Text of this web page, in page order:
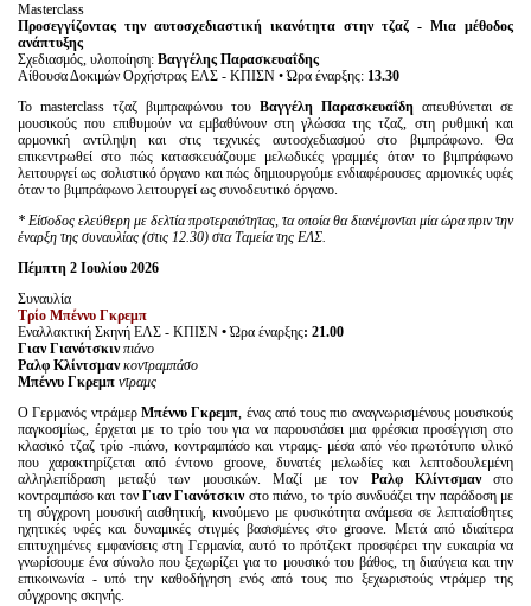
Masterclass
Προσεγγίζοντας την αυτοσχεδιαστική ικανότητα στην τζαζ - Μια μέθοδος
ανάπτυξης
Σχεδιασμός, υλοποίηση: Βαγγέλης Παρασκευαΐδης
Αίθουσα Δοκιμών Ορχήστρας ΕΛΣ - ΚΠΙΣΝ • Ώρα έναρξης: 13.30
Το masterclass τζαζ βιμπραφώνου του Βαγγέλη Παρασκευαΐδη απευθύνεται σε
μουσικούς που επιθυμούν να εμβαθύνουν στη γλώσσα της τζαζ, στη ρυθμική και
αρμονική αντίληψη και στις τεχνικές αυτοσχεδιασμού στο βιμπράφωνο. Θα
επικεντρωθεί στο πώς κατασκευάζουμε μελωδικές γραμμές όταν το βιμπράφωνο
λειτουργεί ως σολιστικό όργανο και πώς δημιουργούμε ενδιαφέρουσες αρμονικές υφές
όταν το βιμπράφωνο λειτουργεί ως συνοδευτικό όργανο.
* Είσοδος ελεύθερη με δελτία προτεραιότητας, τα οποία θα διανέμονται μία ώρα πριν την
έναρξη της συναυλίας (στις 12.30) στα Ταμεία της ΕΛΣ.
Πέμπτη 2 Ιουλίου 2026
Συναυλία
Τρίο Μπέννυ Γκρεμπ
Εναλλακτική Σκηνή ΕΛΣ - ΚΠΙΣΝ •Ώρα έναρξης: 21.00
Γιαν Γιανότσκιν πιάνο
Ραλφ Κλίντσμαν κοντραμπάσο
Μπέννυ Γκρεμπ ντραμς
Ο Γερμανός ντράμερ Μπέννυ Γκρεμπ, ένας από τους πιο αναγνωρισμένους μουσικούς
παγκοσμίως, έρχεται με το τρίο του για να παρουσιάσει μια φρέσκια προσέγγιση στο
κλασικό τζαζ τρίο -πιάνο, κοντραμπάσο και ντραμς- μέσα από νέο πρωτότυπο υλικό
που χαρακτηρίζεται από έντονο groove, δυνατές μελωδίες και λεπτοδουλεμένη
αλληλεπίδραση μεταξύ των μουσικών. Μαζί με τον Ραλφ Κλίντσμανστο
κοντραμπάσο και τον Γιαν Γιανότσκινστο πιάνο, το τρίο συνδυάζει την παράδοση με
τη σύγχρονη μουσική αισθητική, κινούμενο με φυσικότητα ανάμεσα σε λεπταίσθητες
ηχητικές υφές και δυναμικές στιγμές βασισμένες στο groove. Μετά από ιδιαίτερα
επιτυχημένες εμφανίσεις στη Γερμανία, αυτό το πρότζεκτ προσφέρει την ευκαιρία να
γνωρίσουμε ένα σύνολο που ξεχωρίζει για το μουσικό του βάθος, τη διαύγεια και την
επικοινωνία - υπό την καθοδήγηση ενός από τους πιο ξεχωριστούς ντράμερ της
σύγχρονης σκηνής.